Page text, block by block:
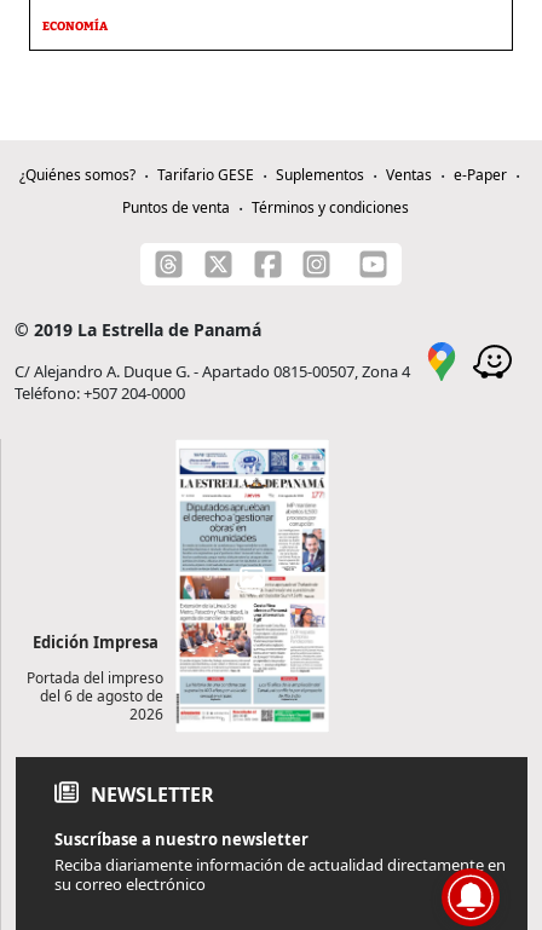
ECONOMÍA
¿Quiénes somos? Tarifario GESE Suplementos Ventas
e-Paper
Puntos de venta
Términos y condiciones
© 2019 La Estrella de Panamá
C/ Alejandro A. Duque G. - Apartado 0815-00507, Zona 4
Teléfono: +507 204-0000
Edición Impresa
Portada del impreso
del 6 de agosto de
2026
NEWSLETTER
Suscríbase a nuestro newsletter
Reciba diariamente información de actualidad directamente en
su correo electrónico